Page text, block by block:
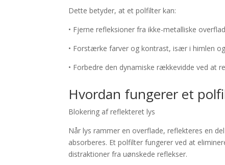
Dette betyder, at et polfilter kan:
• Fjerne refleksioner fra ikke-metalliske
• Forstærke farver og kontrast, især i himlen
• Forbedre den dynamiske rækkevidde ved at
Hvordan fungerer et
Blokering af reflekteret lys
Når lys rammer en overflade, reflekteres en
absorberes. Et polfilter fungerer ved at
distraktioner fra uønskede reflekser.